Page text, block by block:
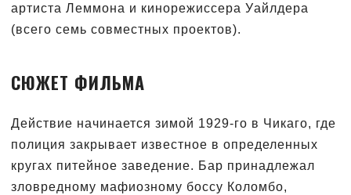
артиста Леммона и кинорежиссера Уайлдера
(всего семь совместных проектов).
СЮЖЕТ ФИЛЬМА
Действие начинается зимой 1929-го в Чикаго, где
полиция закрывает известное в определенных
кругах питейное заведение. Бар принадлежал
зловредному мафиозному боссу Коломбо,